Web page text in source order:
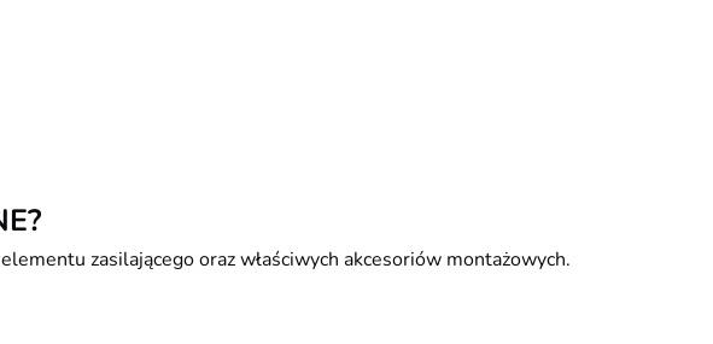
zasilającego oraz właściwych akcesoriów montażowych.